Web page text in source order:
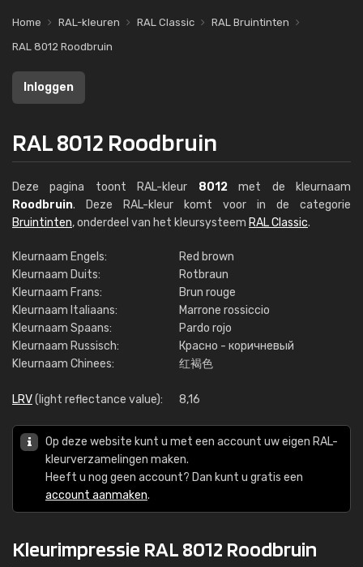
Home RAL-kleuren RAL Classic
RAL Bruintinten
RAL 8012 Roodbruin
Inloggen
RAL 8012 Roodbruin
Deze pagina toont RAL-kleur 8012met de kleurnaam
Roodbruin. Deze RAL-kleur komt voor in de categorie
Bruintinten, onderdeel van het kleursysteem RAL Classic.
Kleurnaam Engels:
Red brown
Kleurnaam Duits:
Rotbraun
Kleurnaam Frans:
Brun rouge
Kleurnaam Italiaans:
Marrone rossiccio
Kleurnaam Spaans:
Pardo rojo
Kleurnaam Russisch:
Красно - коричневый
Kleurnaam Chinees:
红褐色
LRV(light reflectance value): 8,16
Op deze website kunt u met een account uw eigen RAL-
kleurverzamelingen maken.
Heeft u nog geen account? Dan kunt u gratis een
account aanmaken.
Kleurimpressie RAL 8012 Roodbruin